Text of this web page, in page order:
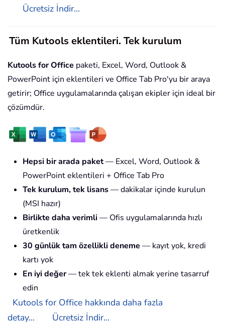
Ücretsiz İndir...
Tüm Kutools eklentileri. Tek kurulum
Kutools for Office paketi, Excel, Word, Outlook &
PowerPoint için eklentileri ve Office Tab Pro'yu bir araya
getirir; Office uygulamalarında çalışan ekipler için ideal bir
çözümdür.
Hepsi bir arada paket— Excel, Word, Outlook &
PowerPoint eklentileri + Office Tab Pro
Tek kurulum, tek lisans— dakikalar içinde kurulun
(MSI hazır)
Birlikte daha verimli — Ofis uygulamalarında hızlı
üretkenlik
30 günlük tam özellikli deneme — kayıt yok, kredi
kartı yok
En iyi değer— tek tek eklenti almak yerine tasarruf
edin
Kutools for Office hakkında daha fazla
detay...
Ücretsiz İndir...